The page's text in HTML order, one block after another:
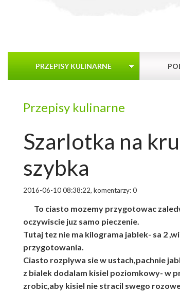
PRZEPISY KULINARNE
Przepisy kulinarne
Szarlotka na
szybka
2016-06-10 08:38:22, komentarzy: 0
To ciasto mozemy przygotowac
oczywiscie juz samo pieczenie.
Tutaj tez nie ma kilograma jablek- sa 2
przygotowania.
Ciasto rozplywa sie w ustach,pachnie
z bialek dodalam kisiel poziomkowy- w
zrobic,aby kisiel nie stracil swego